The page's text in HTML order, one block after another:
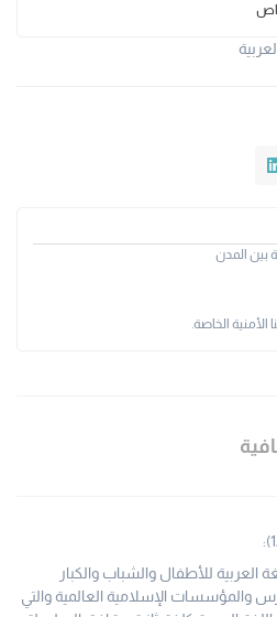
المدن
الخاصة.
للأطفال والشباب والكبار
والمؤسسات الإسلامية العالمية والتي